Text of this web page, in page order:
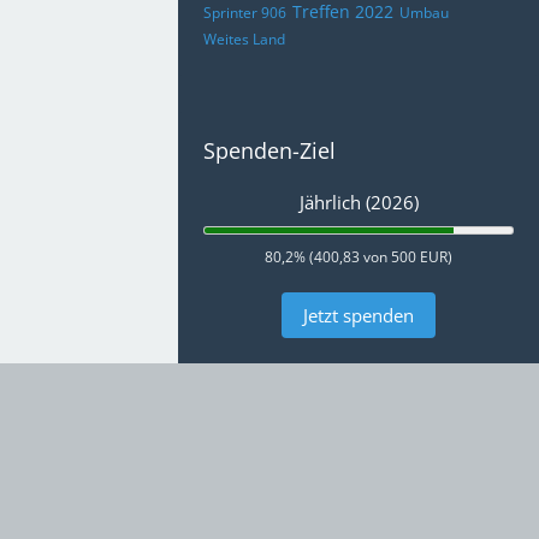
Sprinter 906 Treffen 2022 Umbau
Weites Land
Spenden-Ziel
Jährlich (2026)
80,2% (400,83 von 500 EUR)
Jetzt spenden